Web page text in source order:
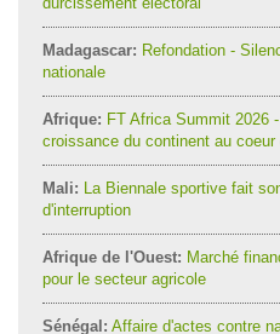
Madagascar: Refondation -
nationale
Afrique: FT Africa Summit 2026
croissance du continent au
Mali: La Biennale sportive fait
d'interruption
Afrique de l'Ouest: Marché
pour le secteur agricole
Sénégal: Affaire d'actes contre